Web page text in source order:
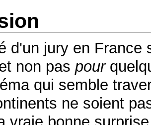
d'un jury en
non pas pour
qui semble
ne soient